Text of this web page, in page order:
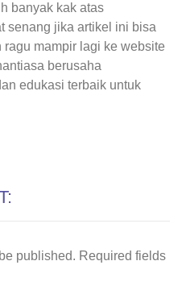
banyak kak atas
senang jika artikel ini bisa
ragu mampir lagi ke website
berusaha
edukasi terbaik untuk
published. Required fields